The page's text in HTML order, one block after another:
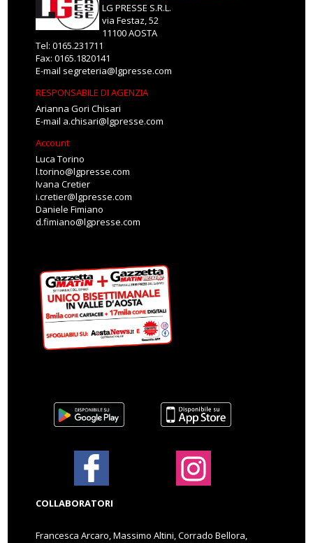
LG PRESSE S.R.L.
via Festaz, 52
11100 AOSTA
Tel: 0165.231711
Fax: 0165.1820141
E-mail segreteria@lgpresse.com
RESPONSABILE DI AGENZIA
Arianna Gori Chisari
E-mail a.chisari@lgpresse.com
Account
Luca Torino
l.torino@lgpresse.com
Ivana Cretier
i.cretier@lgpresse.com
Daniele Fimiano
d.fimiano@lgpresse.com
COLLABORATORI
Francesca Arcaro, Massimo Altini, Corrado Bellora,